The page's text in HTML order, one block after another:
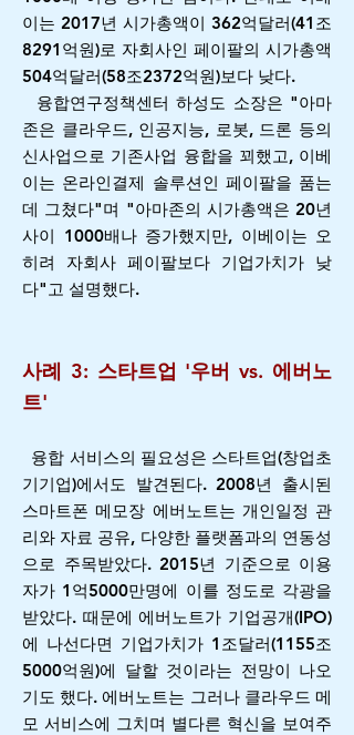
이는 2017년 시가총액이 362억달러(41조
8291억원)로 자회사인 페이팔의 시가총액
504억달러(58조2372억원)보다 낮다.
융합연구정책센터 하성도 소장은 "아마
존은 클라우드, 인공지능, 로봇, 드론 등의
신사업으로 기존사업 융합을 꾀했고, 이베
이는 온라인결제 솔루션인 페이팔을 품는
데 그쳤다"며 "아마존의 시가총액은 20년
사이 1000배나 증가했지만, 이베이는 오
히려 자회사 페이팔보다 기업가치가 낮
다"고 설명했다.
사례 3: 스타트업 '우버 vs. 에버노
트'
융합 서비스의 필요성은 스타트업(창업초
기기업)에서도 발견된다. 2008년 출시된
스마트폰 메모장 에버노트는 개인일정 관
리와 자료 공유, 다양한 플랫폼과의 연동성
으로 주목받았다. 2015년 기준으로 이용
자가 1억5000만명에 이를 정도로 각광을
받았다. 때문에 에버노트가 기업공개(IPO)
에 나선다면 기업가치가 1조달러(1155조
5000억원)에 달할 것이라는 전망이 나오
기도 했다. 에버노트는 그러나 클라우드 메
모 서비스에 그치며 별다른 혁신을 보여주